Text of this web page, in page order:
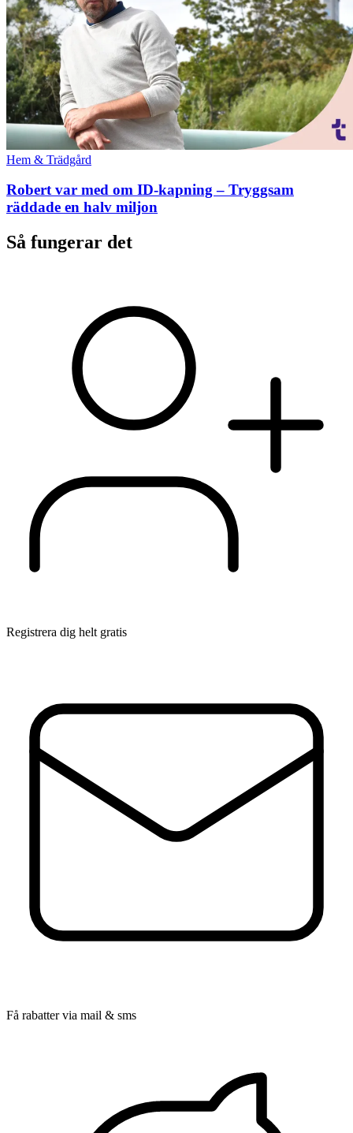
Hem & Trädgård
Robert var med om ID-kapning – Tryggsam
räddade en halv miljon
Så fungerar det
Registrera dig helt gratis
Få rabatter via mail & sms